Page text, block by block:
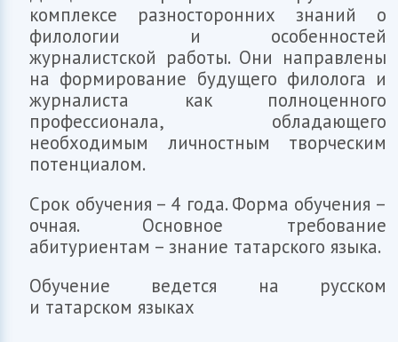
комплексе разносторонних знаний о
филологии и особенностей
журналистской работы. Они направлены
на формирование будущего филолога и
журналиста как полноценного
профессионала, обладающего
необходимым личностным творческим
потенциалом.
Срок обучения – 4 года. Форма обучения –
очная. Основное требование
абитуриентам – знание татарского языка.
Обучение ведется на русском
и татарском языках